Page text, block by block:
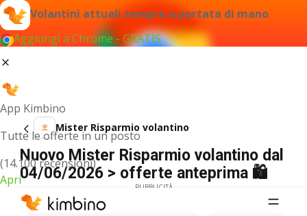
Volantini attuali sempre a portata di mano
Aggiungi a Chrome - GRATIS
App Kimbino
Tutte le offerte in un posto
(14.100 recensioni)
Apri
Mister Risparmio volantino
Nuovo Mister Risparmio volantino dal
04/06/2026 > offerte anteprima 🛍️
PUBBLICITÀ